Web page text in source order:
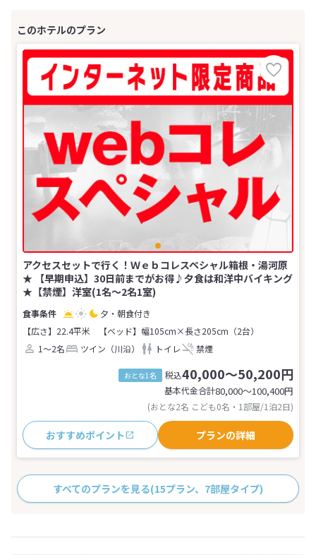
アクセスセットで行く！Ｗｅｂコレスペシャル箱根・湯河原
★ 【早期申込】30日前までがお得♪夕食は和洋中バイキング
★【禁煙】洋室(1名～2名1室)
夕・朝食付き
【広さ】22.4平米
【ベッド】幅105cm×長さ205cm（2台）
1～2名
ツイン（川沿） トイレ 禁煙
おとな1名 税込40,000～50,200円
基本代金合計80,000〜100,400円
(おとな2名 こども0名・1部屋/1泊2日)
おすすめポイント プランの詳細
すべてのプランを見る(15プラン、7部屋タイプ)